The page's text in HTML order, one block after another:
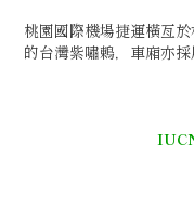
桃園國際機場捷運橫亙
的台灣紫嘯鶇，車廂亦